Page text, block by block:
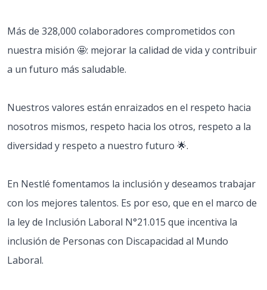
Más de 328,000 colaboradores comprometidos con
nuestra misión 🤩: mejorar la calidad de vida y contribuir
a un futuro más saludable.
Nuestros valores están enraizados en el respeto hacia
nosotros mismos, respeto hacia los otros, respeto a la
diversidad y respeto a nuestro futuro 🌟.
En Nestlé fomentamos la inclusión y deseamos trabajar
con los mejores talentos. Es por eso, que en el marco de
la ley de Inclusión Laboral N°21.015 que incentiva la
inclusión de Personas con Discapacidad al Mundo
Laboral.